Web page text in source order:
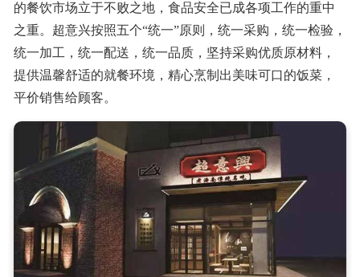
的餐饮市场立于不败之地，食品安全已成各项工作的重中
之重。超意兴按照五个“统一”原则，统一采购，统一检验，
统一加工，统一配送，统一品质，坚持采购优质原材料，
提供温馨舒适的就餐环境，精心烹制出美味可口的饭菜，
平价销售给顾客。